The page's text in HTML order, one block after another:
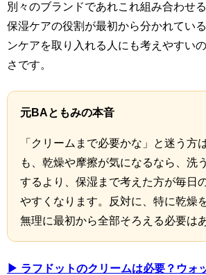
別々のブランドであれこれ組み合わせ
保湿ケアの役割が最初から分かれてい
ンケアを取り入れる人にも考えやすい
さです。
元BAともみの本音
「クリームまで必要かな」と迷う方
も、乾燥や摩擦が気になるなら、洗
するより、保湿まで考えた方が毎日
やすくなります。反対に、特に乾燥
無理に最初から全部そろえる必要は
▶ ラフドットのクリームは必要？ウォ